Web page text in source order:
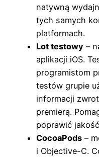
natywną
tych samych
platformach.
Lot testowy –
aplikacji iOS.
programistom
testów grupie
informacji
premierą.
poprawić
CocoaPods –
i Objective-C.